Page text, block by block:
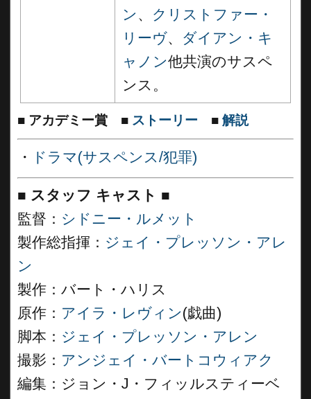
ン 、 クリストファー・
リーヴ、 ダイアン・キ
ャノン他共演のサスペ
ンス。
■ アカデミー賞 ■ ストーリー ■ 解説
・ ドラマ(サスペンス/犯罪)
■ スタッフ キャスト ■
監督： シドニー・ルメット
製作総指揮： ジェイ・プレッソン・アレ
ン
製作：バート・ハリス
原作： アイラ・レヴィン(戯曲)
脚本： ジェイ・プレッソン・アレン
撮影： アンジェイ・バートコウィアク
編集：ジョン・J・フィッルスティーベ